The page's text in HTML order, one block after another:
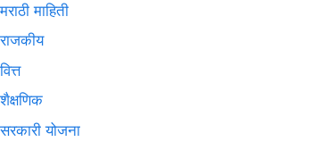
मराठी माहिती
राजकीय
वित्त
शैक्षणिक
सरकारी योजना